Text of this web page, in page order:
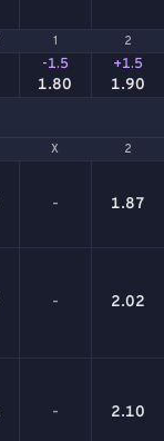
1 2
1 2
-1.5
1.80
+1.5
1.90
Х 2
Х 2
- 1.87
- 2.02
- 2.10